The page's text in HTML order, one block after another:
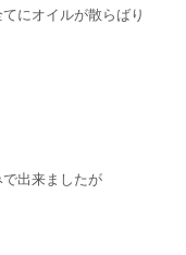
にオイルが散らばり
出来ましたが